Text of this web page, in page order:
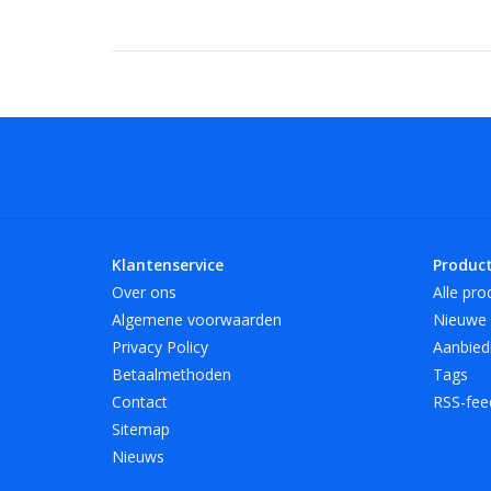
Klantenservice
Over ons
Algemene voorwaarden
Privacy Policy
Betaalmethoden
Contact
Sitemap
Nieuws
Alle
Tags
RSS-